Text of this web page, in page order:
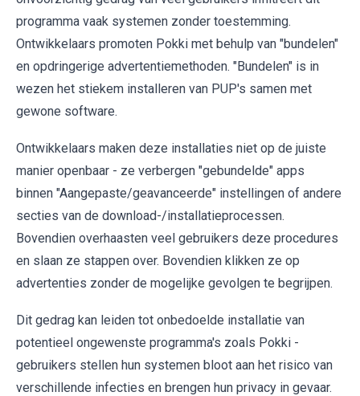
programma vaak systemen zonder toestemming.
Ontwikkelaars promoten Pokki met behulp van "bundelen"
en opdringerige advertentiemethoden. "Bundelen" is in
wezen het stiekem installeren van PUP's samen met
gewone software.
Ontwikkelaars maken deze installaties niet op de juiste
manier openbaar - ze verbergen "gebundelde" apps
binnen "Aangepaste/geavanceerde" instellingen of andere
secties van de download-/installatieprocessen.
Bovendien overhaasten veel gebruikers deze procedures
en slaan ze stappen over. Bovendien klikken ze op
advertenties zonder de mogelijke gevolgen te begrijpen.
Dit gedrag kan leiden tot onbedoelde installatie van
potentieel ongewenste programma's zoals Pokki -
gebruikers stellen hun systemen bloot aan het risico van
verschillende infecties en brengen hun privacy in gevaar.